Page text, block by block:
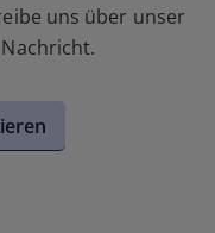
uns über unser